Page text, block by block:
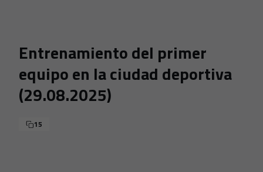
Entrenamiento del primer
equipo en la ciudad deportiva
(29.08.2025)
15